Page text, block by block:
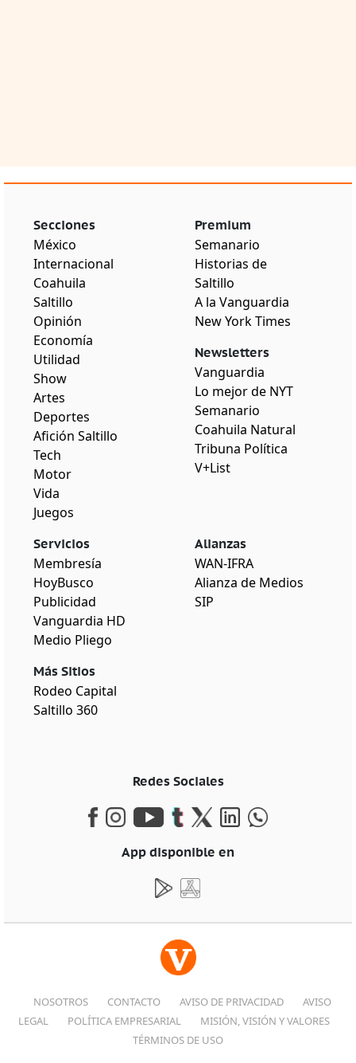
Secciones
México
Internacional
Coahuila
Saltillo
Opinión
Economía
Utilidad
Show
Artes
Deportes
Afición Saltillo
Tech
Motor
Vida
Juegos
Premium
Semanario
Historias de
Saltillo
A la Vanguardia
New York Times
Newsletters
Vanguardia
Lo mejor de NYT
Semanario
Coahuila Natural
Tribuna Política
V+List
Servicios
Membresía
HoyBusco
Publicidad
Vanguardia HD
Medio Pliego
Más Sitios
Rodeo Capital
Saltillo 360
Alianzas
WAN-IFRA
Alianza de Medios
SIP
Redes Sociales
App disponible en
NOSOTROS CONTACTO AVISO DE PRIVACIDAD
AVISO
LEGAL
POLÍTICA EMPRESARIAL
MISIÓN, VISIÓN Y VALORES
TÉRMINOS DE USO